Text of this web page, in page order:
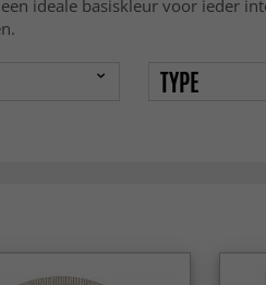
ideale basiskleur voor ieder
TYPE